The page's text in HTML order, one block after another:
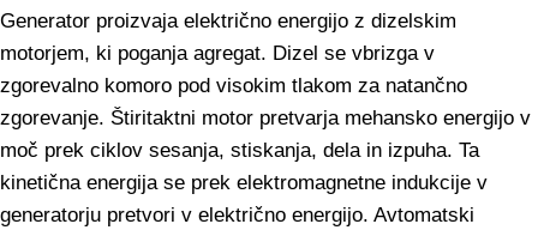
Generator proizvaja električno energijo z dizelskim
motorjem, ki poganja agregat. Dizel se vbrizga v
zgorevalno komoro pod visokim tlakom za natančno
zgorevanje. Štiritaktni motor pretvarja mehansko energijo v
moč prek ciklov sesanja, stiskanja, dela in izpuha. Ta
kinetična energija se prek elektromagnetne indukcije v
generatorju pretvori v električno energijo. Avtomatski